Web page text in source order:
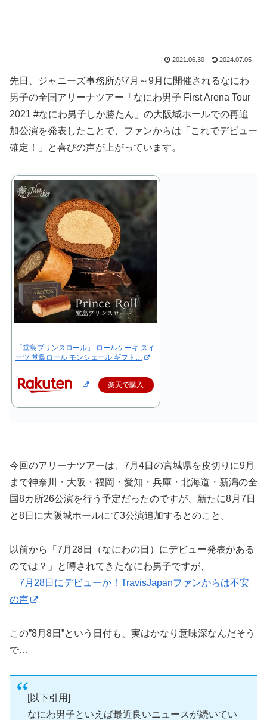
2021.06.30 2024.07.05
先日、ジャニーズ事務所が7月～9月に開催されるなにわ
男子の全国アリーナツアー「なにわ男子 First Arena Tour
2021 #なにわ男子しか勝たん」の大阪城ホールでの再追
加公演を発表したことで、ファンからは「これでデビュー
確定！」と喜びの声が上がっています。
「堂島プリンスロール」 ロールケーキ スイ
ーツ 堂島ロール モンシェール ギフト…
楽天で購入
今回のアリーナツアーは、7月4日の宮城県を皮切りに9月
まで神奈川・大阪・福岡・愛知・兵庫・北海道・新潟の全
国8カ所26公演を行う予定だったのですが、新たに8月7日
と8日に大阪城ホールにて3公演追加するとのこと。
以前から「7月28日（なにわの日）にデビュー発表がある
のでは？」と噂されてきたなにわ男子ですが、
7月28日にデビューか！TravisJapanファンからは不安
の声
この”8月8日”という日付も、実はかなり意味深なんだそう
で…
[以下引用]
なにわ男子といえば最近良いニュースが続いてい